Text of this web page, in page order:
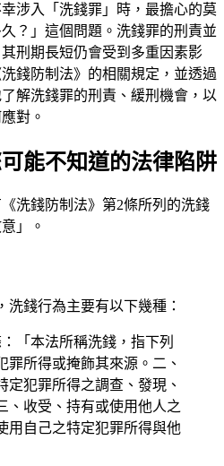
涉入「洗錢罪」時，最擔心的莫
？」這個問題。洗錢罪的刑責並
刑期長短仍會受到多重因素影
錢防制法》的相關規定，並透過
解洗錢罪的刑責、緩刑機會，以
對。
能不知道的法律陷阱
洗錢防制法》第2條所列的洗錢
」。
洗錢行為主要有以下幾種：
「本法所稱洗錢，指下列
罪所得或掩飾其來源。二、
定犯罪所得之調查、發現、
、收受、持有或使用他人之
用自己之特定犯罪所得與他